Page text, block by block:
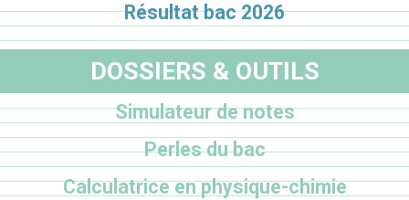
Résultat bac 2026
DOSSIERS & OUTILS
Simulateur de notes
Perles du bac
Calculatrice en physique-chimie